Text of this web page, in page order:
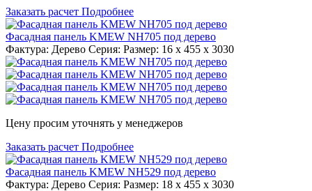
Заказать расчет Подробнее
Фасадная панель KMEW NH705 под дерево
Фактура: Дерево Серия: Размер: 16 x 455 x 3030
Цену просим уточнять у менеджеров
Заказать расчет Подробнее
Фасадная панель KMEW NH529 под дерево
Фактура: Дерево Серия: Размер: 18 x 455 x 3030